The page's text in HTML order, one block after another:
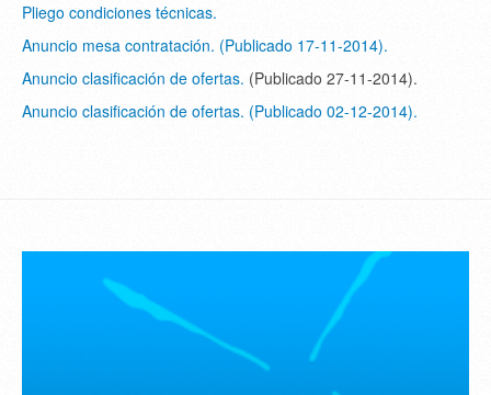
Pliego condiciones técnicas.
Anuncio mesa contratación. (Publicado 17-11-2014).
Anuncio clasificación de ofertas. (Publicado 27-11-2014).
Anuncio clasificación de ofertas. (Publicado 02-12-2014).